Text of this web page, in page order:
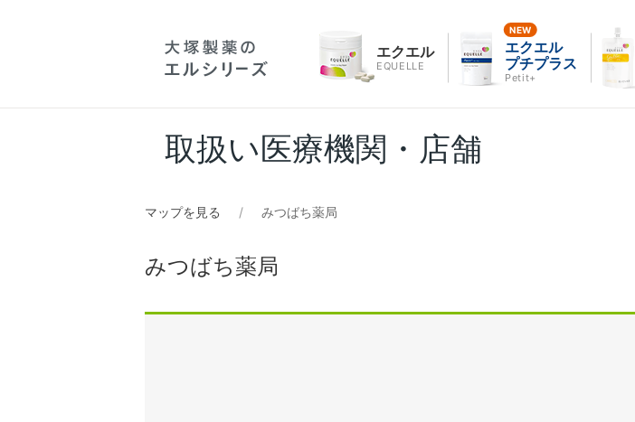
エクエル
EQUELLE
エクエル
プチプラス
Petit+
取扱い医療機関・店舗
マップを見る みつばち薬局
みつばち薬局